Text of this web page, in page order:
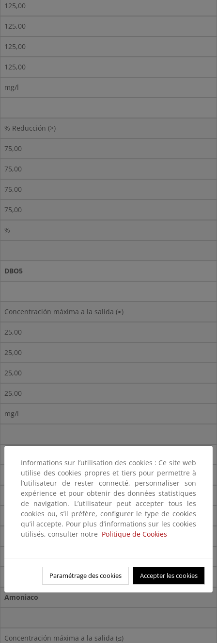
125,00
125,00
125,00
125,00
mg/l
% Reducción (>)
75,00
75,00
75,00
75,00
%
DBO5
Concentración máxima a la salida (≤)
25,00
25,00
25,00
25,00
mg/l
70-90
70-90
70-90
70-90
Amoniaco
Concentración máxima a la salida (≤)
Informations sur l’utilisation des cookies : Ce site web
utilise des cookies propres et tiers pour permettre à
l’utilisateur de rester connecté, personnaliser son
expérience et pour obtenir des données statistiques
de navigation. L’utilisateur peut accepter tous les
cookies ou, s’il préfère, configurer le type de cookies
qu’il accepte. Pour plus d’informations sur les cookies
utilisés, consulter notre Politique de Cookies
Paramétrage des cookies Accepter les cookies